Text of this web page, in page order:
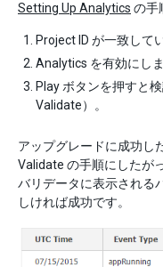
Setting Up Analytics の手
Project ID が一致して
Analytics を有効にしま
Play ボタンを押すと
Validate）。
アップグレードに成功し
Validate の手順にしたが
バリデータに表示される
しければ成功です。